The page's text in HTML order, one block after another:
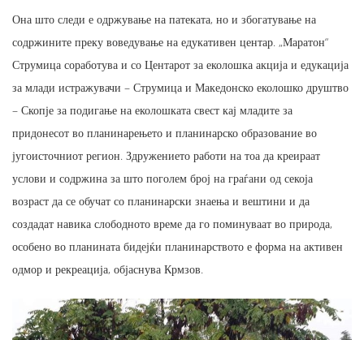
Она што следи е одржување на патеката, но и збогатување на
содржините преку воведување на едукативен центар. „Маратон“
Струмица соработува и со Центарот за еколошка акција и едукација
за млади истражувачи – Струмица и Македонско еколошко друштво
– Скопје за подигање на еколошката свест кај младите за
придонесот во планинарењето и планинарско образование во
југоисточниот регион. Здружението работи на тоа да креираат
услови и содржина за што поголем број на граѓани од секоја
возраст да се обучат со планинарски знаења и вештини и да
создадат навика слободното време да го поминуваат во природа,
особено во планината бидејќи планинарството е форма на активен
одмор и рекреација, објаснува Крмзов.